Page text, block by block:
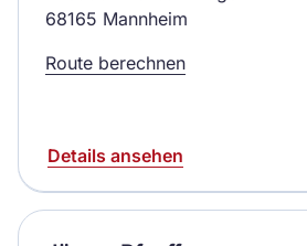
68165 Mannheim
Route berechnen
Details ansehen